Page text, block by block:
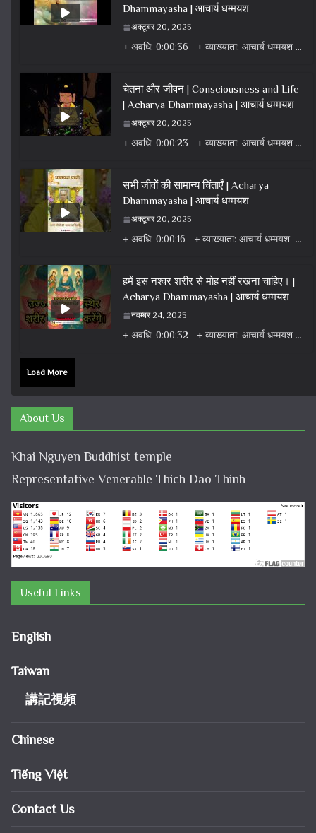
Dhammayasha | आचार्य धम्मयश
अक्टूबर 20, 2025
+ अवधि: 0:00:36 + व्याख्याता: आचार्य धम्मयश + वर्ग: वीडियो + विषय: धर्म वार्ता वीडियो + एल्बम: धर्म
चेतना और जीवन | Consciousness and Life
| Acharya Dhammayasha | आचार्य धम्मयश
अक्टूबर 20, 2025
+ अवधि: 0:00:23 + व्याख्याता: आचार्य धम्मयश + वर्ग: वीडियो + विषय: धर्म वार्ता वीडियो + एल्बम: धर्म
सभी जीवों की सामान्य चिंताएँ | Acharya
Dhammayasha | आचार्य धम्मयश
अक्टूबर 20, 2025
+ अवधि: 0:00:16 + व्याख्याता: आचार्य धम्मयश + वर्ग: वीडियो + विषय: धर्म वार्ता वीडियो + एल्बम: धर्म
हमें इस नश्वर शरीर से मोह नहीं रखना चाहिए। |
Acharya Dhammayasha | आचार्य धम्मयश
नवम्बर 24, 2025
+ अवधि: 0:00:32 + व्याख्याता: आचार्य धम्मयश + वर्ग: वीडियो + विषय: धर्म वार्ता वीडियो + एल्बम: धर्म
Load More
About Us
Khai Nguyen Buddhist temple
Representative Venerable Thich Dao Thinh
Useful Links
English
Taiwan
講記視頻
Chinese
Tiếng Việt
Contact Us